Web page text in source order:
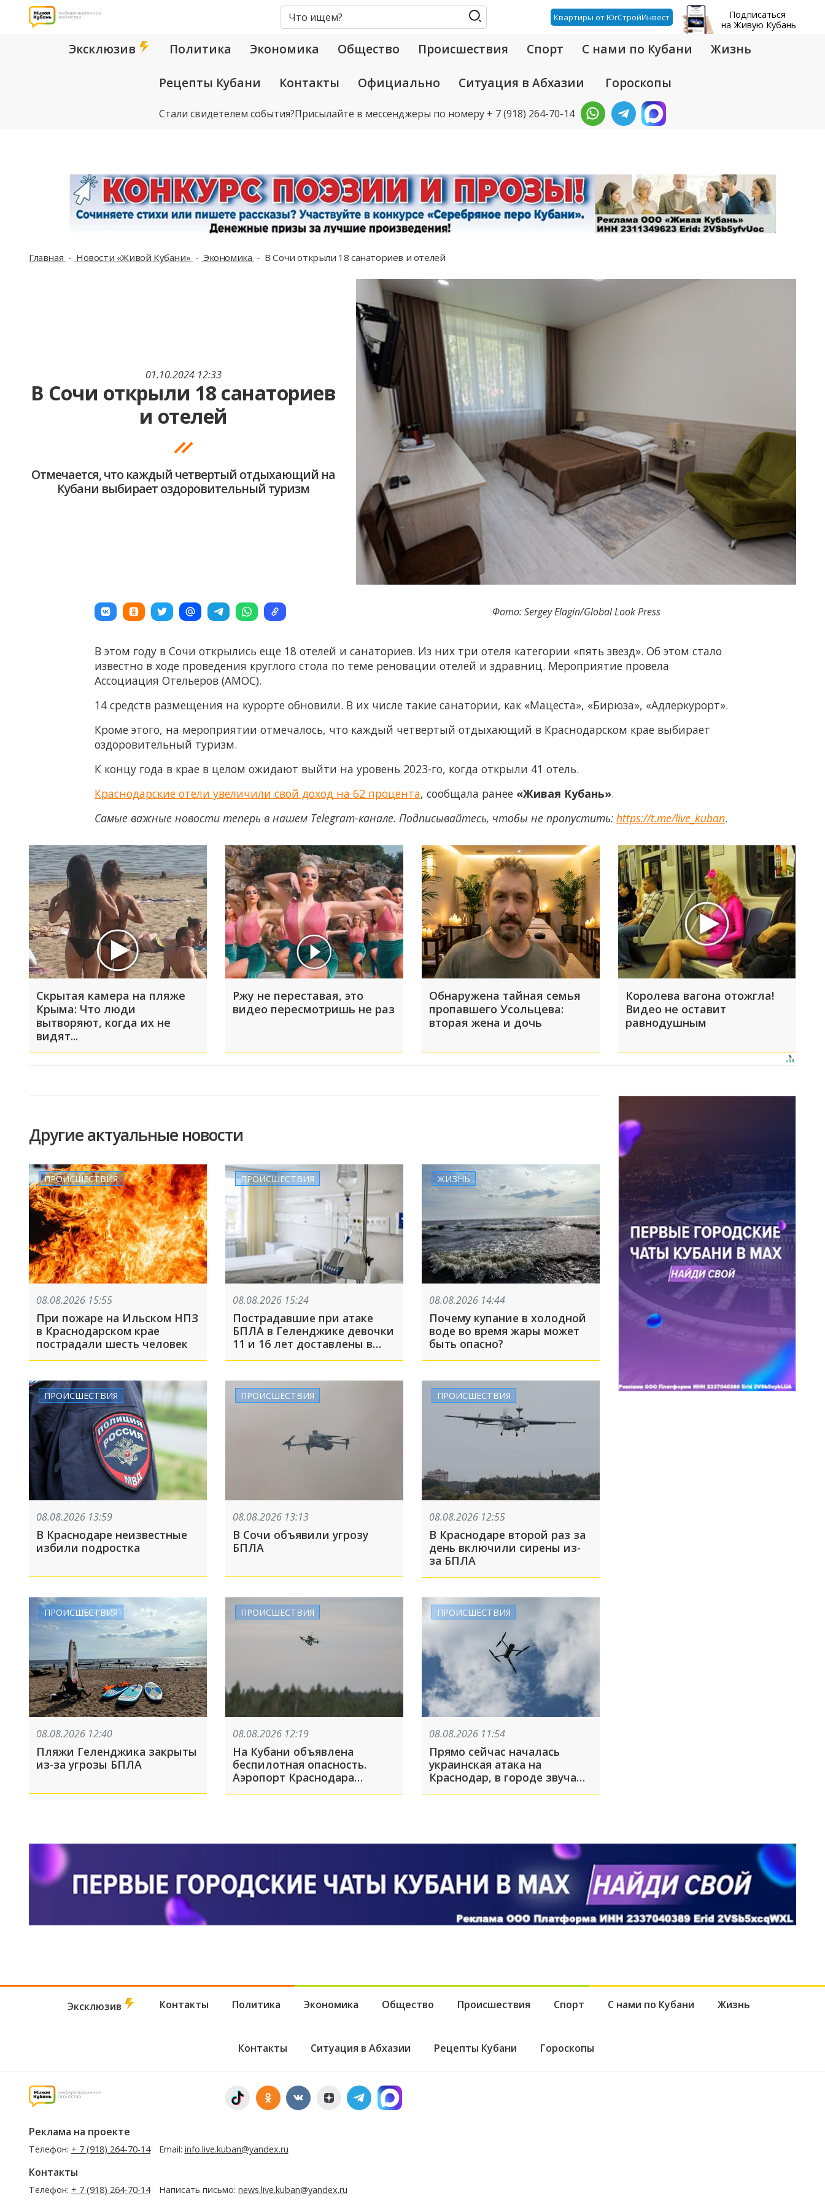
Квартиры от ЮгСтройИнвест
Подписаться
на Живую Кубань
Эксклюзив Политика Экономика Общество Происшествия Спорт С нами по Кубани Жизнь
Рецепты Кубани Контакты Официально Ситуация в Абхазии Гороскопы
Стали свидетелем события?Присылайте в мессенджеры по номеру + 7 (918) 264-70-14
Главная Новости «Живой Кубани» Экономика В Сочи открыли 18 санаториев и отелей
01.10.2024 12:33
В Сочи открыли 18 санаториев
и отелей
Отмечается, что каждый четвертый отдыхающий на
Кубани выбирает оздоровительный туризм
Фото: Sergey Elagin/Global Look Press
В этом году в Сочи открылись еще 18 отелей и санаториев. Из них три отеля категории «пять звезд». Об этом стало
известно в ходе проведения круглого стола по теме реновации отелей и здравниц. Мероприятие провела
Ассоциация Отельеров (АМОС).
14 средств размещения на курорте обновили. В их числе такие санатории, как «Мацеста», «Бирюза», «Адлеркурорт».
Кроме этого, на мероприятии отмечалось, что каждый четвертый отдыхающий в Краснодарском крае выбирает
оздоровительный туризм.
К концу года в крае в целом ожидают выйти на уровень 2023-го, когда открыли 41 отель.
Краснодарские отели увеличили свой доход на 62 процента, сообщала ранее «Живая Кубань».
Самые важные новости теперь в нашем Telegram-канале. Подписывайтесь, чтобы не пропустить: https://t.me/live_kuban.
Скрытая камера на пляже
Крыма: Что люди
вытворяют, когда их не
видят...
Ржу не переставая, это
видео пересмотришь не раз
Обнаружена тайная семья
пропавшего Усольцева:
вторая жена и дочь
Королева вагона отожгла!
Видео не оставит
равнодушным
Другие актуальные новости
ПРОИСШЕСТВИЯ
08.08.2026 15:55
При пожаре на Ильском НПЗ
в Краснодарском крае
пострадали шесть человек
ПРОИСШЕСТВИЯ
08.08.2026 15:24
Пострадавшие при атаке
БПЛА в Геленджике девочки
11 и 16 лет доставлены в
московскую больницу
ЖИЗНЬ
08.08.2026 14:44
Почему купание в холодной
воде во время жары может
быть опасно?
ПРОИСШЕСТВИЯ
08.08.2026 13:59
В Краснодаре неизвестные
избили подростка
ПРОИСШЕСТВИЯ
08.08.2026 13:13
В Сочи объявили угрозу
БПЛА
ПРОИСШЕСТВИЯ
08.08.2026 12:55
В Краснодаре второй раз за
день включили сирены из-
за БПЛА
ПРОИСШЕСТВИЯ
08.08.2026 12:40
Пляжи Геленджика закрыты
из-за угрозы БПЛА
ПРОИСШЕСТВИЯ
08.08.2026 12:19
На Кубани объявлена
беспилотная опасность.
Аэропорт Краснодара
закрыт на прием и выпуск
ПРОИСШЕСТВИЯ
08.08.2026 11:54
Прямо сейчас началась
украинская атака на
Краснодар, в городе звучали
сирены
Эксклюзив Контакты Политика Экономика Общество Происшествия Спорт С нами по Кубани Жизнь
Контакты Ситуация в Абхазии Рецепты Кубани Гороскопы
Реклама на проекте
Телефон: + 7 (918) 264-70-14 Email: info.live.kuban@yandex.ru
Контакты
Телефон: + 7 (918) 264-70-14 Написать письмо: news.live.kuban@yandex.ru